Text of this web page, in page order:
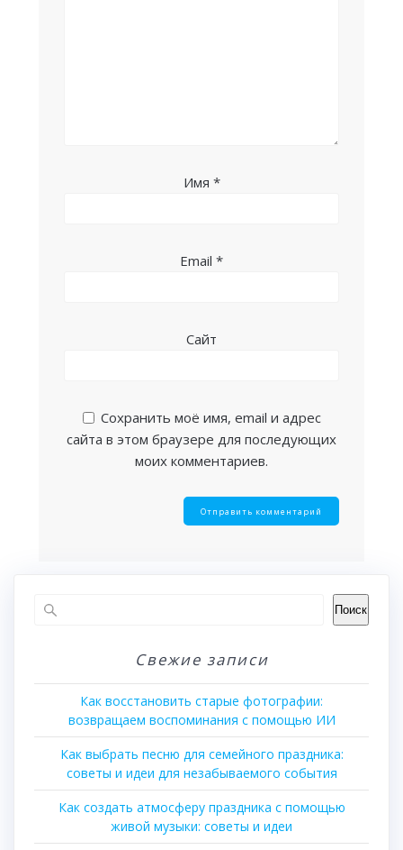
Имя *
Email *
Сайт
Сохранить моё имя, email и адрес
сайта в этом браузере для последующих
моих комментариев.
Поиск
Свежие записи
Как восстановить старые фотографии:
возвращаем воспоминания с помощью ИИ
Как выбрать песню для семейного праздника:
советы и идеи для незабываемого события
Как создать атмосферу праздника с помощью
живой музыки: советы и идеи